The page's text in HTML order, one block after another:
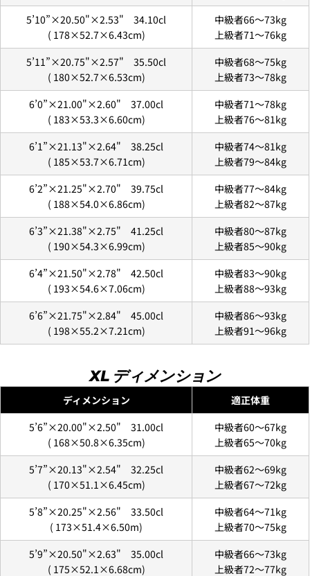
着払いで送付します。
上記の金額の通りではなく、東京からご自宅までの送
料がかかります。
別途、梱包料3,300円がかかります。そのため、カート
では配送料として、3,300円と表示されます。
配送時間は下記よりお選びいただけます。
・午前中
・14時～16時
・16時～18時
・18時～21時
4.お支払いのセクションがある、 クレジットカード決
を選択します。
5.クレジットカード情報を入力し、
支払い回数のメニ
ューから「分割払い」または「ボーナス一括払い」を
選択します。
6.3Dセキュアの画面に移行しますので、各クレジット
カード会社の指示に従って認証を完了させてくださ
い。(通常は、メールやSMSで受け取ったコードを入力
します。)
2.はじめて、Luvsurfでお買い物をされる方
1.商品をカートにいれ、「チェックアウト」をクリッ
クしてください
5’10”×20.50"×2.53" 34.10cl
( 178×52.7×6.43cm)
中級者66〜73kg
上級者71〜76kg
5’11”×20.75"×2.57" 35.50cl
( 180×52.7×6.53cm)
中級者68〜75kg
上級者73〜78kg
6’0”×21.00"×2.60" 37.00cl
( 183×53.3×6.60cm)
中級者71〜78kg
上級者76〜81kg
6’1”×21.13"×2.64" 38.25cl
( 185×53.7×6.71cm)
中級者74〜81kg
上級者79〜84kg
6’2”×21.25"×2.70" 39.75cl
( 188×54.0×6.86cm)
中級者77〜84kg
上級者82〜87kg
6’3”×21.38"×2.75" 41.25cl
( 190×54.3×6.99cm)
中級者80〜87kg
上級者85〜90kg
6’4”×21.50"×2.78" 42.50cl
( 193×54.6×7.06cm)
中級者83〜90kg
上級者88〜93kg
6’6”×21.75"×2.84" 45.00cl
( 198×55.2×7.21cm)
中級者86〜93kg
上級者91〜96kg
XL ディメンション
ディメンション
適正体重
5’6”×20.00"×2.50" 31.00cl
( 168×50.8×6.35cm)
中級者60〜67kg
上級者65〜70kg
5’7”×20.13"×2.54" 32.25cl
( 170×51.1×6.45cm)
中級者62〜69kg
上級者67〜72kg
5’8”×20.25"×2.56" 33.50cl
( 173×51.4×6.50m)
中級者64〜71kg
上級者70〜75kg
5’9”×20.50"×2.63" 35.00cl
( 175×52.1×6.68cm)
中級者66〜73kg
上級者72〜77kg
この商品をシェアする
共
有
コピー
Facebook
で
シ
X
で
共
あ
な
た
の
名
前
あ
な
た
の
メ
ー
ル
ア
ド
な
た
の
電
話
あ
た
の
ー